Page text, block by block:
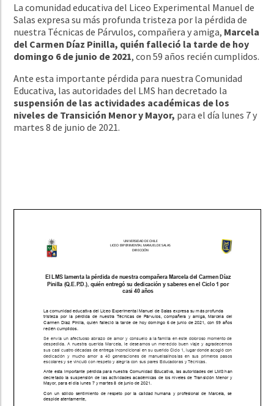
La comunidad educativa del Liceo Experimental Manuel de
Salas expresa su más profunda tristeza por la pérdida de
nuestra Técnicas de Párvulos, compañera y amiga, Marcela
del Carmen Díaz Pinilla, quién falleció la tarde de hoy
domingo 6 de junio de 2021, con 59 años recién cumplidos.
Ante esta importante pérdida para nuestra Comunidad
Educativa, las autoridades del LMS han decretado la
suspensión de las actividades académicas de los
niveles de Transición Menor y Mayor, para el día lunes 7 y
martes 8 de junio de 2021.